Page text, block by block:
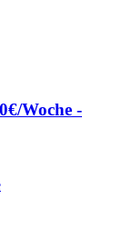
Woche -